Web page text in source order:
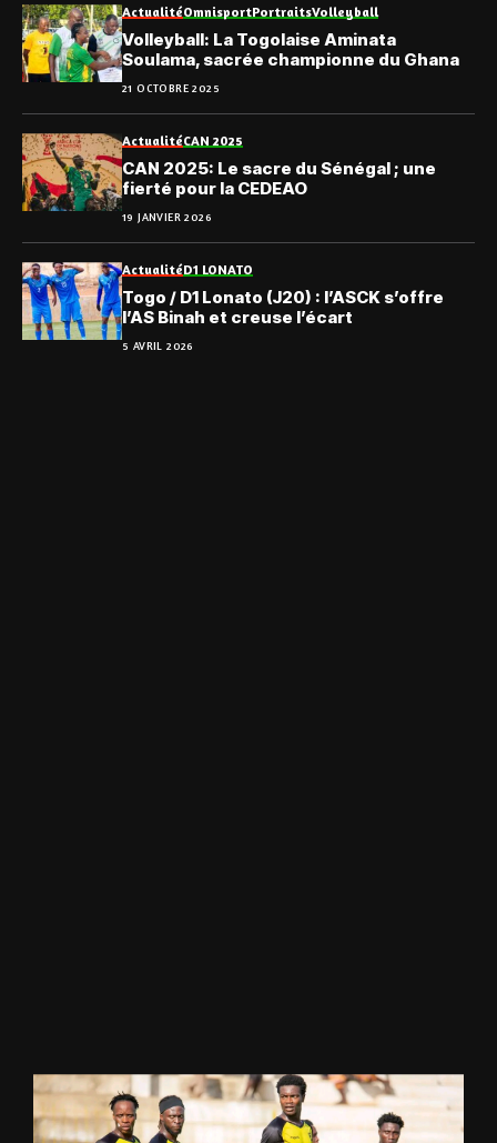
ActualitéOmnisportPortraitsVolleyball
Volleyball: La Togolaise Aminata
Soulama, sacrée championne du Ghana
21 OCTOBRE 2025
ActualitéCAN 2025
CAN 2025: Le sacre du Sénégal ; une
fierté pour la CEDEAO
19 JANVIER 2026
ActualitéD1 LONATO
Togo / D1 Lonato (J20) : l’ASCK s’offre
l’AS Binah et creuse l’écart
5 AVRIL 2026